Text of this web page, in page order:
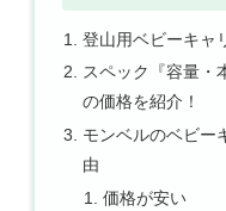
登山用ベビーキャ
スペック『容量・
の価格を紹介！
モンベルのベビー
由
価格が安い